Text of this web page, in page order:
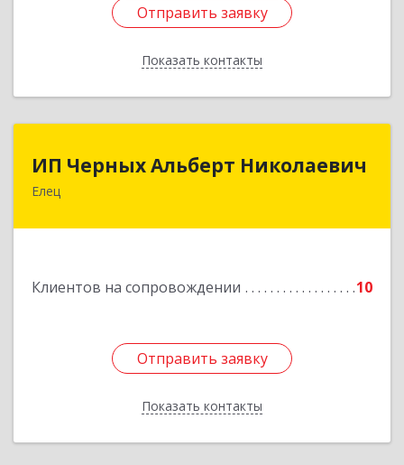
Отправить заявку
Показать контакты
Отправить заявку
Назад
ИП Черных Альберт Николаевич
Елец
Клиентов на сопровождении 10
Отправить заявку
Показать контакты
ИП Черных Альберт Николаевич
399771, Липецкая обл, Елец г, Н.Гусевой ул, 56А
Отправить заявку
Назад